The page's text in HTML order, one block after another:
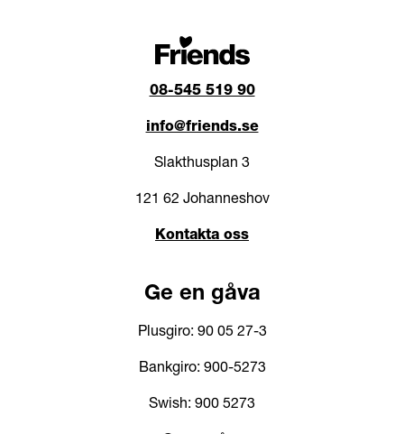
08-545 519 90
info@friends.se
Slakthusplan 3
121 62 Johanneshov
Kontakta oss
Ge en gåva
Plusgiro: 90 05 27-3
Bankgiro: 900-5273
Swish: 900 5273